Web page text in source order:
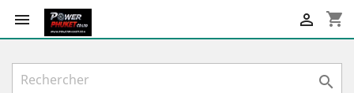
 shopping_cart

